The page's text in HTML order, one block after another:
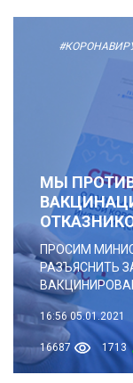
МЫ
ПРОСИМ
РАЗЪЯСНИТЬ
16:56 05.01.2021
16687 1713